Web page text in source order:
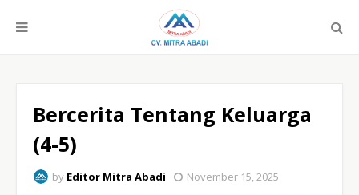
Bercerita Tentang Keluarga
(4-5)
by Editor Mitra Abadi November 15, 2025